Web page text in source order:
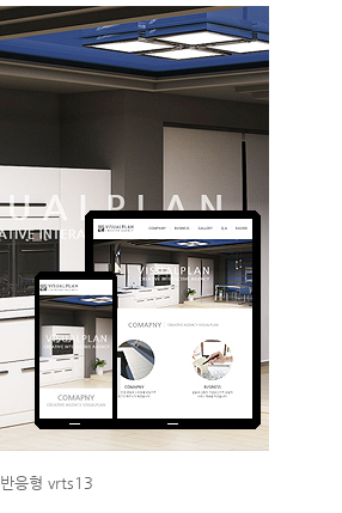
반응형 vrts13